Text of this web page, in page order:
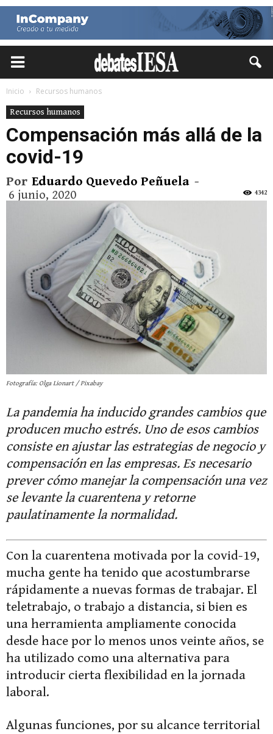
Inicio
Recursos humanos
Recursos humanos
Compensación más allá de la
covid-19
Por Eduardo Quevedo Peñuela -
6 junio, 2020
4342
Fotografía: Olga Lionart / Pixabay
La pandemia ha inducido grandes cambios que
producen mucho estrés. Uno de esos cambios
consiste en ajustar las estrategias de negocio y
compensación en las empresas. Es necesario
prever cómo manejar la compensación una vez
se levante la cuarentena y retorne
paulatinamente la normalidad.
Con la cuarentena motivada por la covid-19,
mucha gente ha tenido que acostumbrarse
rápidamente a nuevas formas de trabajar. El
teletrabajo, o trabajo a distancia, si bien es
una herramienta ampliamente conocida
desde hace por lo menos unos veinte años, se
ha utilizado como una alternativa para
introducir cierta flexibilidad en la jornada
laboral.
Algunas funciones, por su alcance territorial